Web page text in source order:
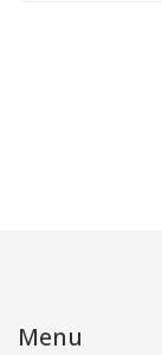
Menu